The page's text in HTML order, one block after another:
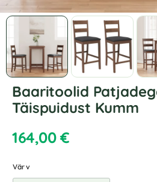
Baaritoolid
Täispuidust Kumm
164,00€
Värv